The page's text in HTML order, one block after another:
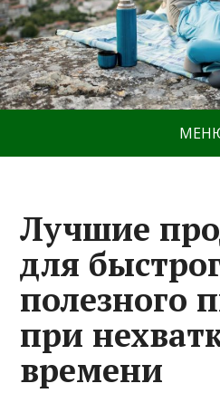
Лучшие
для
полезного
при
времени